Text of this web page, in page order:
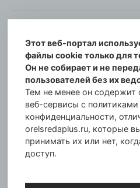
© Информационный
Орловская cреда-плюс,
Свидетельство о
00254 от 29 октября 2013
Газета зарегистрирована
Федеральной службы по
информационных
коммуникаций по
Главный редактор:
Этот веб-портал
файлы cookie только для
Он не собирает и не
пользователей без их
Тем не менее он содержит
веб-сервисы с политиками
конфиденциальности,
orelsredaplus.ru, которые
принимать их или нет,
доступ.